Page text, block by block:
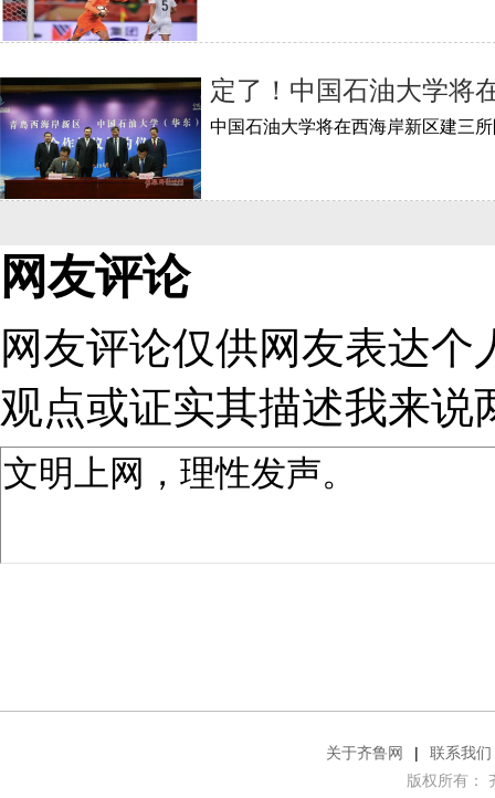
定了！中国石油大学将
网友评论
网友评论仅供网友表达
观点或证实其描述我来说
关于齐鲁网 |
联系我们
版权所有：